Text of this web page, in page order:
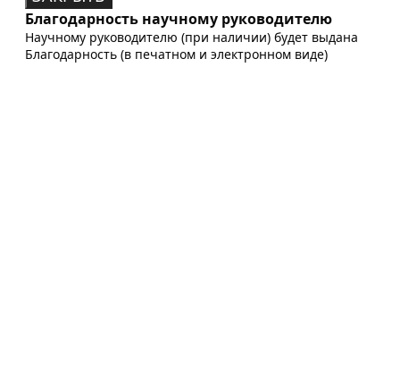
Благодарность научному руководителю
Научному руководителю (при наличии) будет выдана
Благодарность (в печатном и электронном виде)